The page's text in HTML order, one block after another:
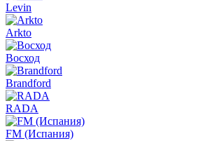
Levin
Arkto
Восход
Brandford
RADA
FM (Испания)